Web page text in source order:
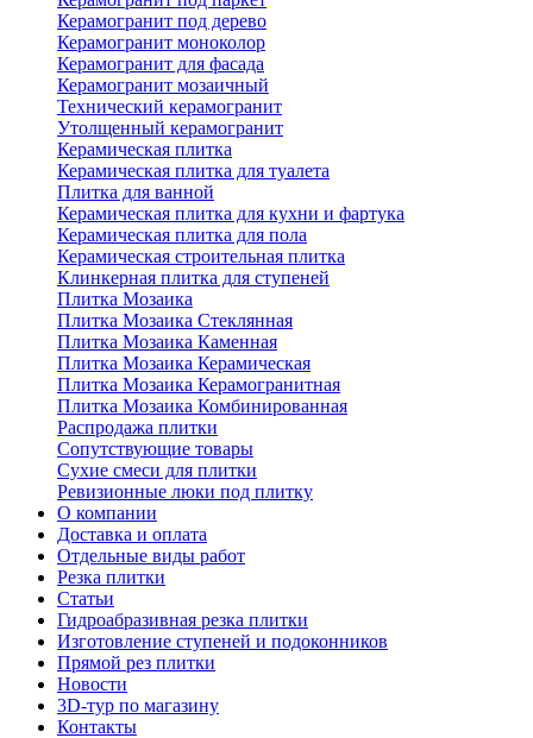
Керамогранит под дерево
Керамогранит моноколор
Керамогранит для фасада
Керамогранит мозаичный
Технический керамогранит
Утолщенный керамогранит
Керамическая плитка
Керамическая плитка для туалета
Плитка для ванной
Керамическая плитка для кухни и фартука
Керамическая плитка для пола
Керамическая строительная плитка
Клинкерная плитка для ступеней
Плитка Мозаика
Плитка Мозаика Стеклянная
Плитка Мозаика Каменная
Плитка Мозаика Керамическая
Плитка Мозаика Керамогранитная
Плитка Мозаика Комбинированная
Распродажа плитки
Сопутствующие товары
Сухие смеси для плитки
Ревизионные люки под плитку
О компании
Доставка и оплата
Отдельные виды работ
Резка плитки
Статьи
Гидроабразивная резка плитки
Изготовление ступеней и подоконников
Прямой рез плитки
Новости
3D-тур по магазину
Контакты